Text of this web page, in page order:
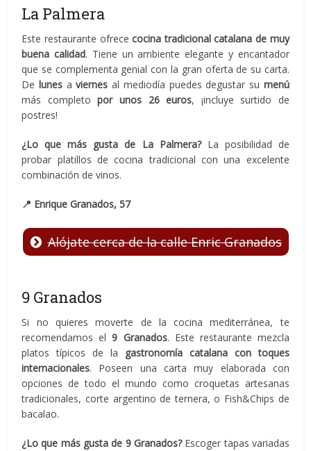
La Palmera
Este restaurante ofrececocina tradicional catalana de muy
buena calidad. Tiene un ambiente elegante y encantador
que se complementa genial con la gran oferta de su carta.
De lunesaviernes al mediodía puedes degustar su menú
más completopor unos 26 euros, ¡incluye surtido de
postres!
¿Lo que más gusta de La Palmera?La posibilidad de
probar platillos de cocina tradicional con una excelente
combinación de vinos.
📍 Enrique Granados, 57
Alójate cerca de la calle Enric Granados
9 Granados
Si no quieres moverte de la cocina mediterránea, te
recomendamos el9 Granados. Este restaurante mezcla
platos típicos de la gastronomía catalana con toques
internacionales. Poseen una carta muy elaborada con
opciones de todo el mundo como croquetas artesanas
tradicionales, corte argentino de ternera, o Fish&Chips de
bacalao.
¿Lo que más gusta de 9 Granados?Escoger tapas variadas